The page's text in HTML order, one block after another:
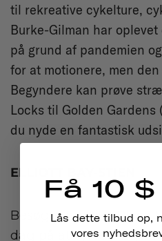
til rekreative cykelture,
Burke-Gilman har
på grund af pandemien
for at motionere, men
Begyndere kan prøve
Locks til Golden Gardens
du nyde en fantastisk
ELLIOTT BAY-STIEN
Besøger du Pike Place
dag på at cykle langs
Få 10
Lås dette tilbud op,
vores